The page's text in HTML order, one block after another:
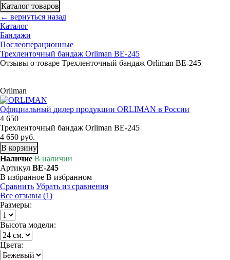
Каталог товаров
← вернуться назад
Каталог
Бандажи
Послеоперационные
Трехленточный бандаж Orliman BE-245
Отзывы о товаре Трехленточный бандаж Orliman BE-245
Orliman
Официальный дилер продукции ORLIMAN в России
4 650
Трехленточный бандаж Orliman BE-245
4 650 руб.
В корзину
Наличие В наличии
Артикул BE-245
В избранное В избранном
Сравнить Убрать из сравнения
Все отзывы (1)
Размеры:
Высота модели:
Цвета: